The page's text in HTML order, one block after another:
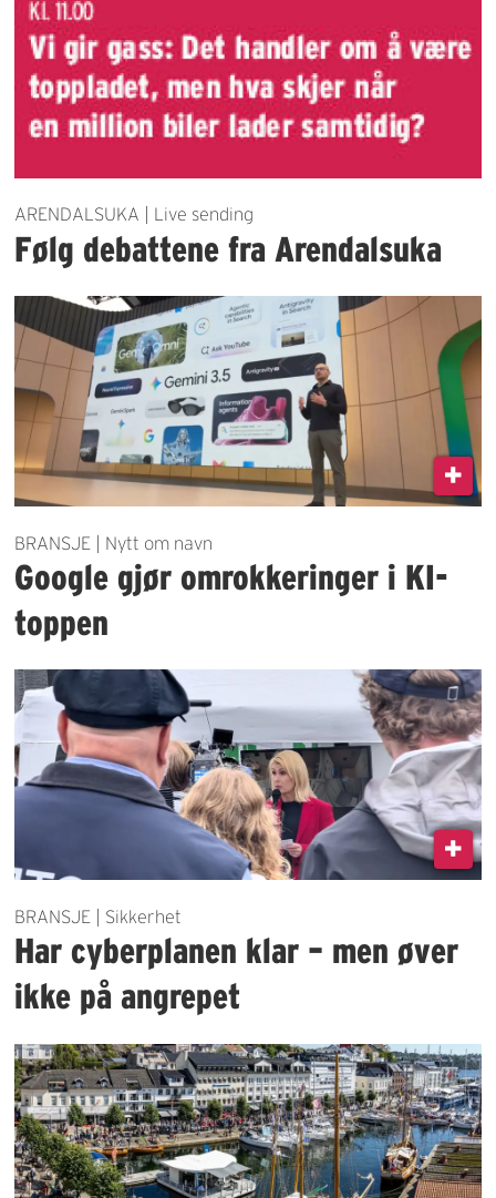
ARENDALSUKA | Live sending
Følg debattene fra Arendalsuka
BRANSJE | Nytt om navn
Google gjør omrokkeringer i KI-
toppen
BRANSJE | Sikkerhet
Har cyberplanen klar – men øver
ikke på angrepet